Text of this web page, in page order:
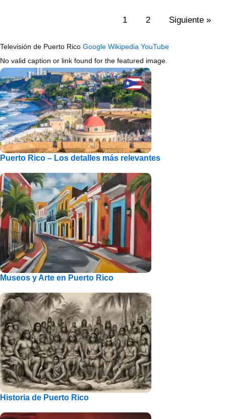
1 2 Siguiente »
Televisión de Puerto Rico Google Wikipedia YouTube
No valid caption or link found for the featured image.
Puerto Rico – Los detalles más relevantes
Museos y Arte en Puerto Rico
Historia de Puerto Rico